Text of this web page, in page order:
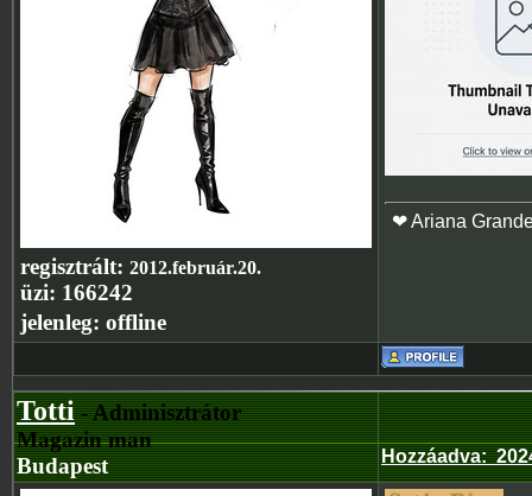
regisztrált: 2012.február.20.
üzi: 166242
jelenleg: offline
❤ Ariana
Totti- Adminisztrátor
Magazin man
Budapest
Hozzáadva: